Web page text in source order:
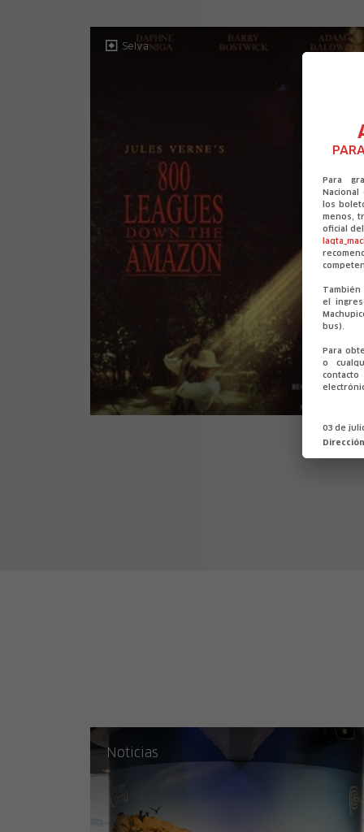
Para
los
menos,
oficial
el
bus).
Para
o
03 de
Selva
Noticias